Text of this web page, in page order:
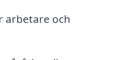
arbetare och